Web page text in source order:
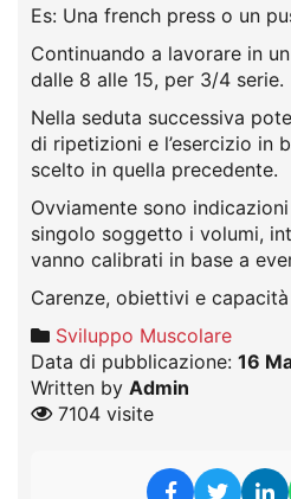
Es: Una french press o un
Continuando a lavorare in
dalle 8 alle 15, per 3/4 serie.
Nella seduta successiva
di ripetizioni e l’esercizio in
scelto in quella precedente.
Ovviamente sono
singolo soggetto i volumi,
vanno calibrati in base a
Carenze, obiettivi e
Sviluppo Muscolare
Data di pubblicazione: 16
Written by Admin
7104 visite